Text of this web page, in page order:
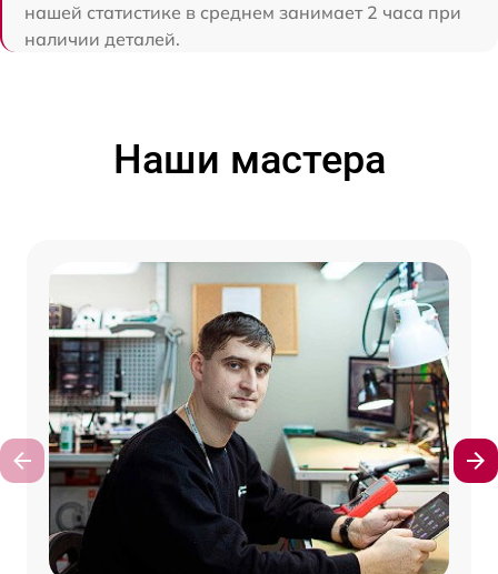
нашей статистике в среднем занимает 2 часа при
наличии деталей.
Наши мастера